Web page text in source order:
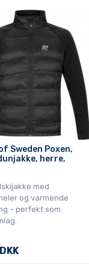
Sweden Poxen,
herre,
med
og varmende
– perfekt som